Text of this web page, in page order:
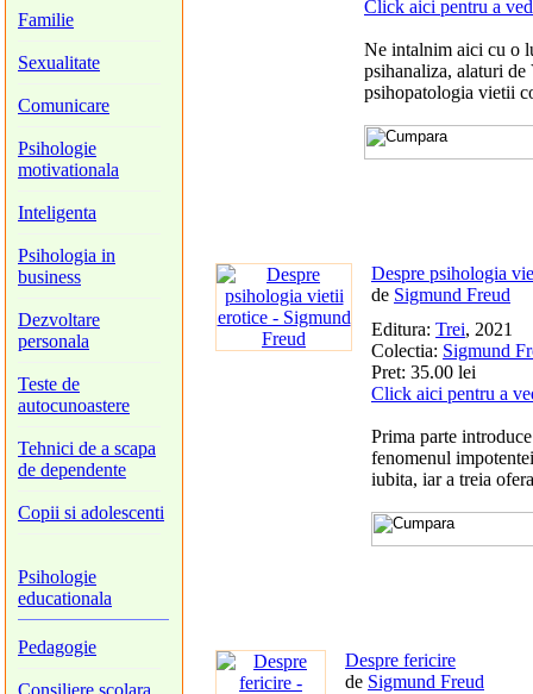
Familie
Sexualitate
Comunicare
Psihologie
motivationala
Inteligenta
Psihologia in
business
Dezvoltare
personala
Teste de
autocunoastere
Tehnici de a scapa
de dependente
Copii si adolescenti
Psihologie
educationala
Pedagogie
Consiliere scolara
Click aici pentru a
Ne intalnim aici cu o
psihanaliza, alaturi de
psihopatologia vietii
Despre psihologia
de Sigmund Freud
Editura: Trei, 2021
Colectia: Sigmund
Pret: 35.00 lei
Click aici pentru a
Prima parte
fenomenul
iubita, iar a treia
Despre fericire
de Sigmund Freud